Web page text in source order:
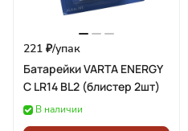
221 ₽/упак
Батарейки VARTA ENERGY
C LR14 BL2 (блистер 2шт)
В наличии